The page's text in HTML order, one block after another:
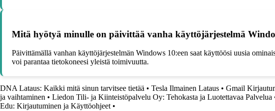
Mitä hyötyä minulle on päivittää vanha käyttöjärjestelmä
Päivittämällä vanhan käyttöjärjestelmän Windows 10:een saat käyttöösi uusia
voi parantaa tietokoneesi yleistä toimivuutta.
DNA Lataus: Kaikki mitä sinun tarvitsee tietää • Tesla Ilmainen Lataus • Gmail
ja vaihtaminen • Liedon Tili- ja Kiinteistöpalvelu Oy: Tehokasta ja Luotettavaa Palvelua
Edu: Kirjautuminen ja Käyttöohjeet •